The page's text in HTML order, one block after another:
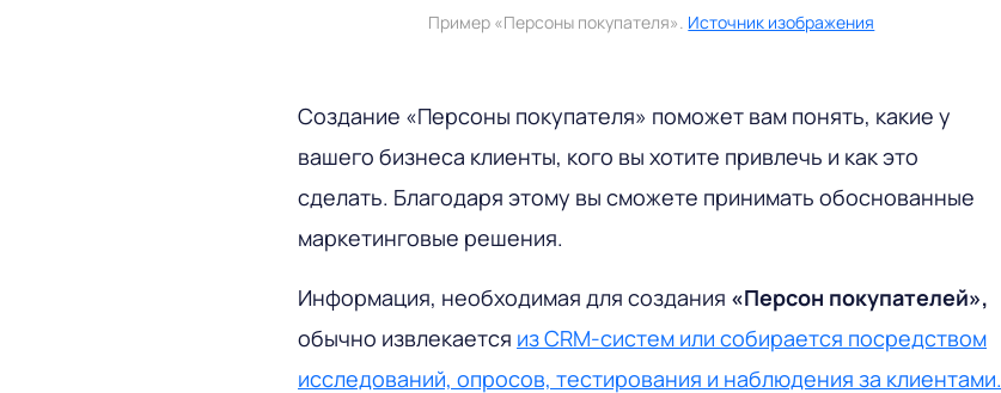
Пример «Персоны покупателя». Источник изображения
Создание «Персоны покупателя» поможет вам понять, какие у
вашего бизнеса клиенты, кого вы хотите привлечь и как это
сделать. Благодаря этому вы сможете принимать обоснованные
маркетинговые решения.
Информация, необходимая для создания «Персон покупателей»,
обычно извлекается из CRM-систем или собирается посредством
исследований, опросов, тестирования и наблюдения за клиентами.